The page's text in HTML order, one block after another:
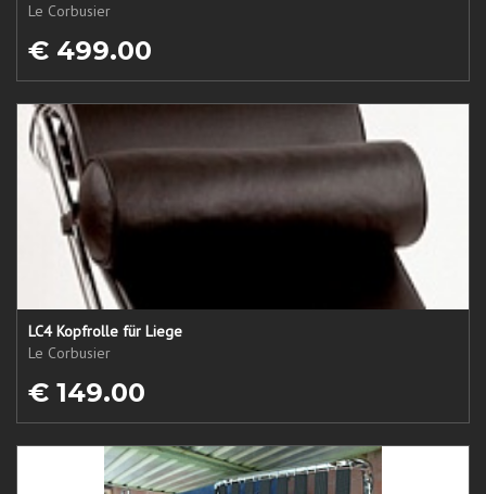
Le Corbusier
€ 499.00
LC4 Kopfrolle für Liege
Le Corbusier
€ 149.00